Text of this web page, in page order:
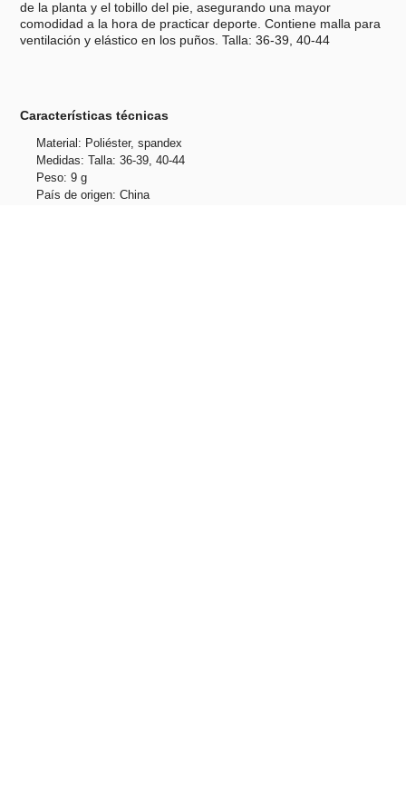
de la planta y el tobillo del pie, asegurando una mayor
comodidad a la hora de practicar deporte. Contiene malla para
ventilación y elástico en los puños. Talla: 36-39, 40-44
Características técnicas
Material: Poliéster, spandex
Medidas: Talla: 36-39, 40-44
Peso: 9 g
País de origen: China